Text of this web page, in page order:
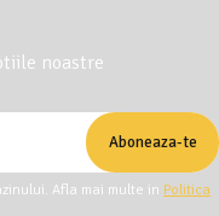
noastre
Afla mai multe in Politica